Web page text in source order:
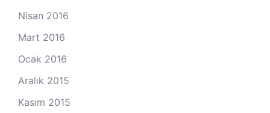
Nisan 2016
Mart 2016
Ocak 2016
Aralık 2015
Kasım 2015